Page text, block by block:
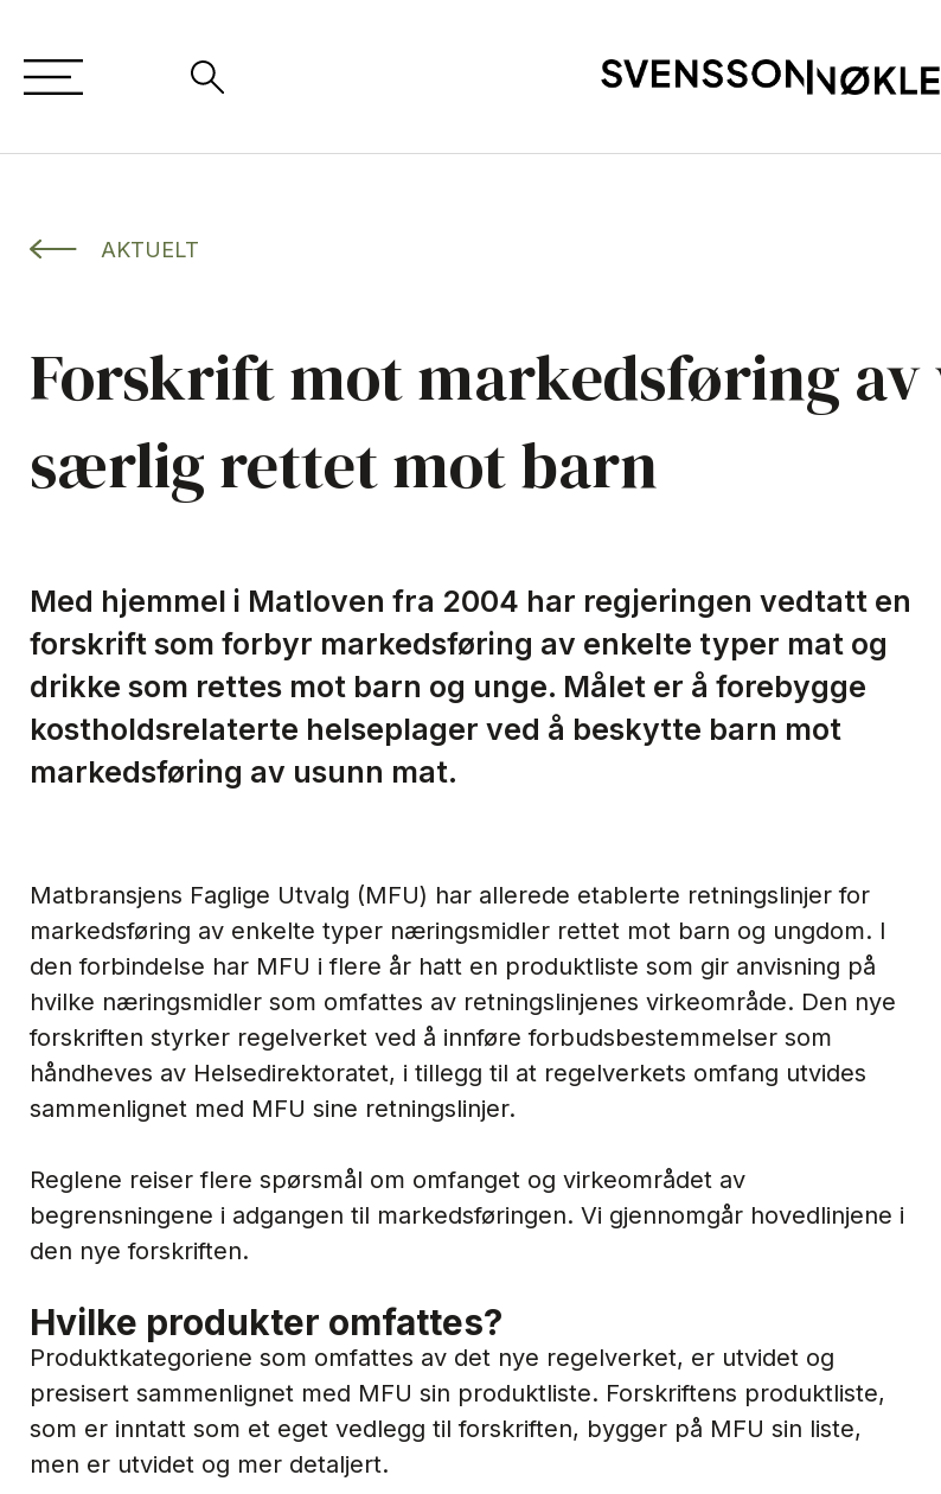
AKTUELT
Forskrift mot markedsføring
særlig rettet mot barn
Med hjemmel i Matloven fra 2004 har regjeringen vedtatt en
forskrift som forbyr markedsføring av enkelte typer mat og
drikke som rettes mot barn og unge. Målet er å forebygge
kostholdsrelaterte helseplager ved å beskytte barn mot
markedsføring av usunn mat.
Matbransjens Faglige Utvalg (MFU) har allerede etablerte retningslinjer for
markedsføring av enkelte typer næringsmidler rettet mot barn og ungdom. I
den forbindelse har MFU i flere år hatt en produktliste som gir anvisning på
hvilke næringsmidler som omfattes av retningslinjenes virkeområde. Den nye
forskriften styrker regelverket ved å innføre forbudsbestemmelser som
håndheves av Helsedirektoratet, i tillegg til at regelverkets omfang utvides
sammenlignet med MFU sine retningslinjer.
Reglene reiser flere spørsmål om omfanget og virkeområdet av
begrensningene i adgangen til markedsføringen. Vi gjennomgår hovedlinjene i
den nye forskriften.
Hvilke produkter omfattes?
Produktkategoriene som omfattes av det nye regelverket, er utvidet og
presisert sammenlignet med MFU sin produktliste. Forskriftens produktliste,
som er inntatt som et eget vedlegg til forskriften, bygger på MFU sin liste,
men er utvidet og mer detaljert.